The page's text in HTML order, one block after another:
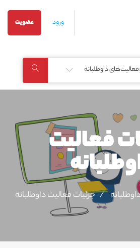
ورود عضویت
فعالیت‌های داوطلبانه
فعالیت‌
جزئیات فعالیت‌ داوطلبانه